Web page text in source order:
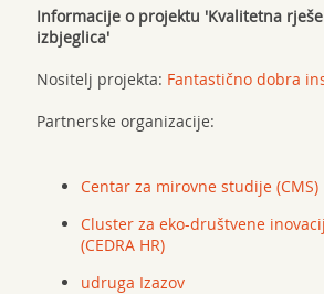
Informacije o projektu 'Kvalitetna
izbjeglica'
Nositelj projekta: Fantastično dobra
Partnerske organizacije:
Centar za mirovne studije (CMS)
Cluster za eko-društvene
(CEDRA HR)
udruga Izazov